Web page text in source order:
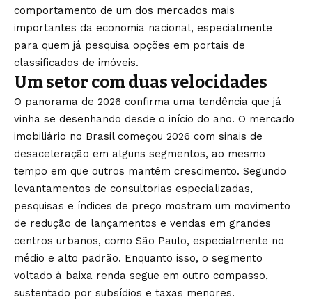
comportamento de um dos mercados mais
importantes da economia nacional, especialmente
para quem já pesquisa opções em portais de
classificados de imóveis.
Um setor com duasvelocidades
O panorama de 2026 confirma uma tendência que já
vinha se desenhando desde o início do ano. O mercado
imobiliário no Brasil começou 2026 com sinais de
desaceleração em alguns segmentos, ao mesmo
tempo em que outros mantêm crescimento. Segundo
levantamentos de consultorias especializadas,
pesquisas e índices de preço mostram um movimento
de redução de lançamentos e vendas em grandes
centros urbanos, como São Paulo, especialmente no
médio e alto padrão. Enquanto isso, o segmento
voltado à baixa renda segue em outro compasso,
sustentado por subsídios e taxas menores.